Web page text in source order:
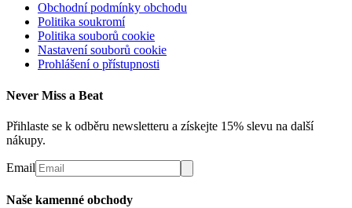
Obchodní podmínky obchodu
Politika soukromí
Politika souborů cookie
Nastavení souborů cookie
Prohlášení o přístupnosti
Never Miss a Beat
Přihlaste se k odběru newsletteru a získejte 15% slevu na další
nákupy.
Email
Naše kamenné obchody